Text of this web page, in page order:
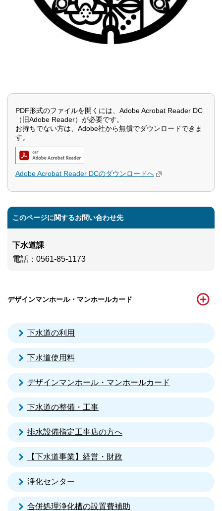
PDF形式のファイルを開くには、Adobe Acrobat Reader DC
（旧Adobe Reader）が必要です。
お持ちでない方は、Adobe社から無償でダウンロードできま
す。
Adobe Acrobat Reader DCのダウンロードへ
このページに関するお問い合わせ先
下水道課
電話 ：0561-85-1173
デザインマンホール・マンホールカード
下水道の利用
下水道使用料
デザインマンホール・マンホールカード
下水道の整備・工事
排水設備指定工事店の方へ
【下水道事業】経営・財政
浄化センター
合併処理浄化槽の設置費補助